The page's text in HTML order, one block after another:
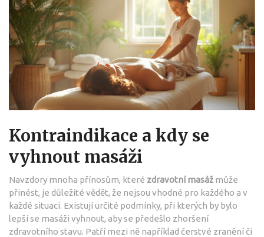
Kontraindikace a kdy se
vyhnout masáži
Navzdory mnoha přínosům, které zdravotní masáž může
přinést, je důležité vědět, že nejsou vhodné pro každého a v
každé situaci. Existují určité podmínky, při kterých by bylo
lepší se masáži vyhnout, aby se předešlo zhoršení
zdravotního stavu. Patří mezi ně například čerstvé zranění či